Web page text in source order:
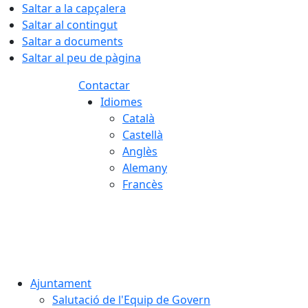
Saltar a la capçalera
Saltar al contingut
Saltar a documents
Saltar al peu de pàgina
Contactar
Idiomes
Català
Castellà
Anglès
Alemany
Francès
Ajuntament
Salutació de l'Equip de Govern